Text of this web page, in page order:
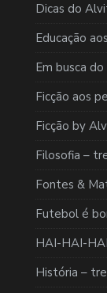
Dicas do
Educação
Em busca
Ficção aos
Ficção by
Filosofia –
Fontes &
Futebol é
HAI-HAI-
História –